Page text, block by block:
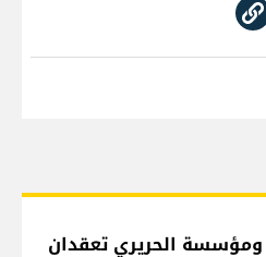
ومؤسسة الحريري تعقدان